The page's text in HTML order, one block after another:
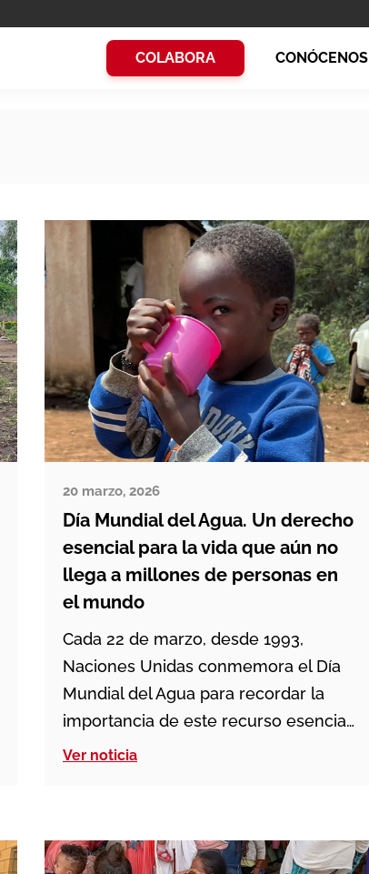
COLABORA CONÓCENOS
20 marzo, 2026
Día Mundial del Agua. Un derecho
esencial para la vida que aún no
llega a millones de personas en
el mundo
Cada 22 de marzo, desde 1993,
Naciones Unidas conmemora el Día
Mundial del Agua para recordar la
importancia de este recurso esencial
y alertar sobre la situación de
fluye el agua, crece la igualdad,
Ver noticia